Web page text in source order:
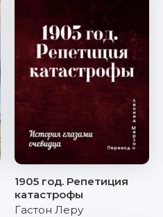
1905 год. Репетиция
катастрофы
Гастон Леру